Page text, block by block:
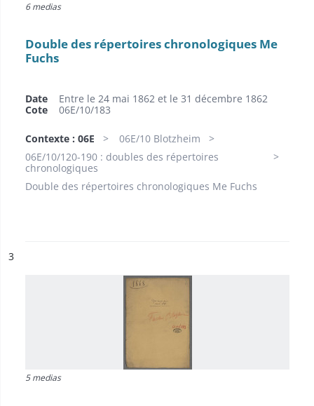
6 medias
Double des répertoires chronologiques Me
Fuchs
Date
Entre le 24 mai 1862 et le 31 décembre 1862
Cote
06E/10/183
Contexte : 06E
06E/10 Blotzheim
06E/10/120-190 : doubles des répertoires
chronologiques
Double des répertoires chronologiques Me Fuchs
n°
3
5 medias